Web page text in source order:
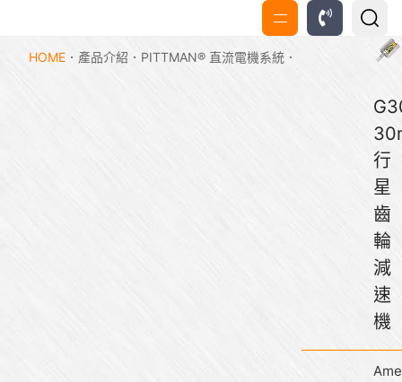
HOME 產品介紹 PITTMAN® 直流電機系統
行
星
齒
輪
減
速
機